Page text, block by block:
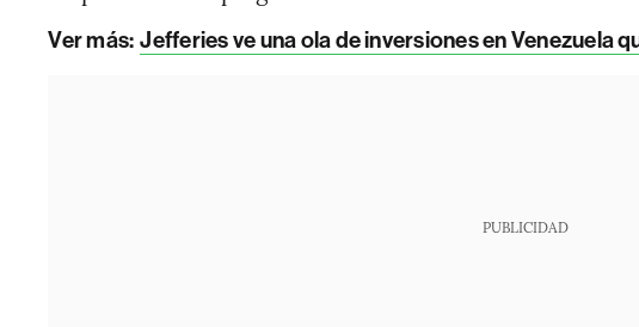
Ver más: Jefferies ve una ola de inversiones en Venezuela
PUBLICIDAD